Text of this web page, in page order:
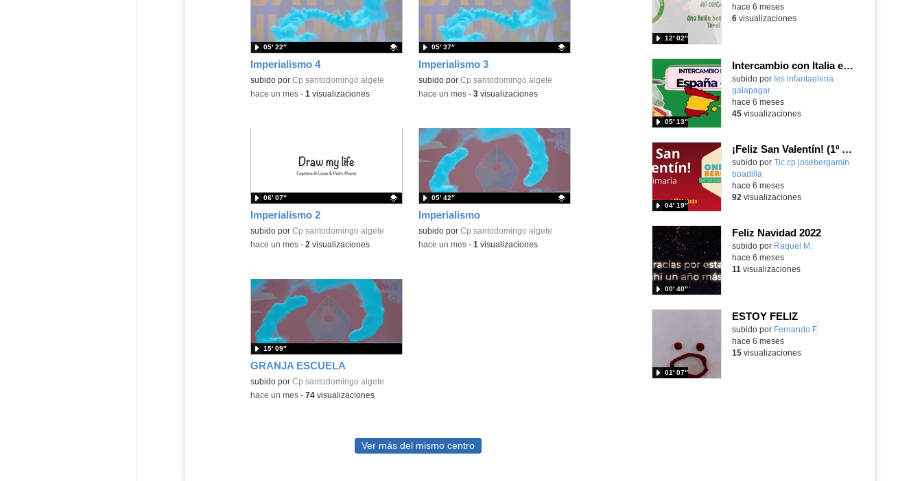
Imperialismo 4
Contenido educativo.
subido por Cp santodomingo algete
05′ 22″
-hace un mes- 1 visualizaciones
Imperialismo 3
Contenido educativo.
subido por Cp santodomingo algete
05′ 37″
-hace un mes- 3visualizaciones
Imperialismo 2
Contenido educativo.
subido por Cp santodomingo algete
06′ 07″
-hace un mes- 2 visualizaciones
Imperialismo
Contenido educativo.
subido por Cp santodomingo algete
05′ 42″
-hace un mes- 1 visualizaciones
GRANJA ESCUELA
subido por Cp santodomingo algete
15′ 09″
-hace un mes- 74visualizaciones
Ver más del mismo centro
12′ 02″
hace 6 meses
6visualizaciones
Intercambio con Italia en España (del 6 al 12 de febrero 2026)
subido por Ies infantaelena
galapagar
05′ 13″
-
hace 6 meses
45visualizaciones
¡Feliz San Valentín! (1º de E. Primaria)
Contenido educativo.
subido por Tic cp josebergamin
boadilla
04′ 19″
hace 6 meses
92 visualizaciones
Feliz Navidad 2022
Contenido educativo.
subido por Raquel M.
00′ 40″
hace 6 meses
11 visualizaciones
ESTOY FELIZ
Contenido educativo.
subido por Fernando F.
01′ 07″
hace 6 meses
15visualizaciones